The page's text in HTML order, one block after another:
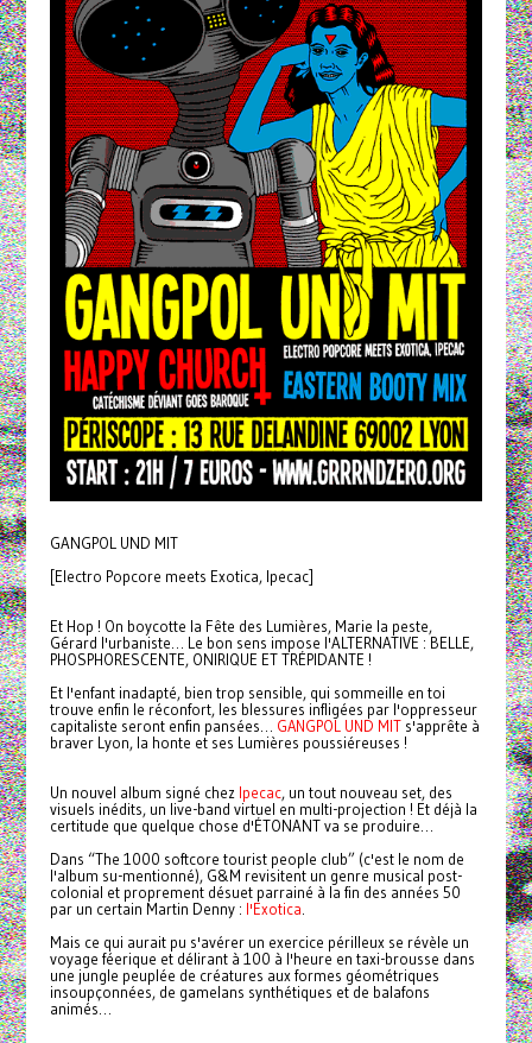
GANGPOL UND MIT
[Electro Popcore meets Exotica, Ipecac]
Et Hop ! On boycotte la Fête des Lumières, Marie la peste,
Gérard l'urbaniste… Le bon sens impose l'ALTERNATIVE : BELLE,
PHOSPHORESCENTE, ONIRIQUE ET TRÉPIDANTE !
Et l'enfant inadapté, bien trop sensible, qui sommeille en toi
trouve enfin le réconfort, les blessures infligées par l'oppresseur
capitaliste seront enfin pansées… GANGPOL UND MITs'apprête à
braver Lyon, la honte et ses Lumières poussiéreuses !
Un nouvel album signé chez Ipecac, un tout nouveau set, des
visuels inédits, un live-band virtuel en multi-projection ! Et déjà la
certitude que quelque chose d'ÉTONANT va se produire…
Dans “The 1000 softcore tourist people club” (c'est le nom de
l'album su-mentionné), G&M revisitent un genre musical post-
colonial et proprement désuet parrainé à la fin des années 50
par un certain Martin Denny : l'Exotica
Mais ce qui aurait pu s'avérer un exercice périlleux se révèle un
voyage féerique et délirant à 100 à l'heure en taxi-brousse dans
une jungle peuplée de créatures aux formes géométriques
insoupçonnées, de gamelans synthétiques et de balafons
animés…